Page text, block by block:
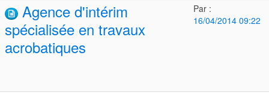
Agence d'intérim
spécialisée en travaux
acrobatiques
Par :
16/04/2014 09:22